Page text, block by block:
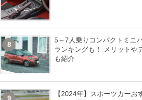
8
5～7人乗りコンパクトミニ
ランキングも！ メリットや
も紹介
9
【2024年】スポーツカー